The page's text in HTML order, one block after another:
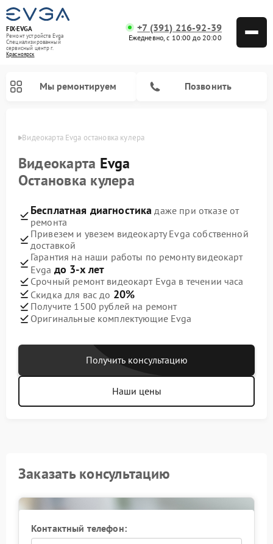
FIX-EVGA
Ремонт устройств Evga
Специализированный
cервисный центр г.
Красноярск
+7 (391) 216-92-39
Ежедневно, с 10:00 до 20:00
Мы ремонтируем Позвонить
Видеокарта Evga остановка кулера
Видеокарта Evga
Остановка кулера
Бесплатная диагностика даже при отказе от
ремонта
Привезем и увезем видеокарту Evga собственной
доставкой
Гарантия на наши работы по ремонту видеокарт
Evga до 3-х лет
Срочный ремонт видеокарт Evga в течении часа
Скидка для вас до 20%
Получите 1500 рублей на ремонт
Оригинальные комплектующие Evga
Получить консультацию
Наши цены
Заказать консультацию
Контактный телефон: